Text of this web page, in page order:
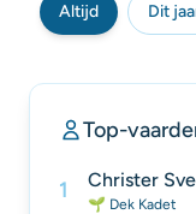
Altijd Dit
Top-
1 Christer
🌱 Dek Kadet